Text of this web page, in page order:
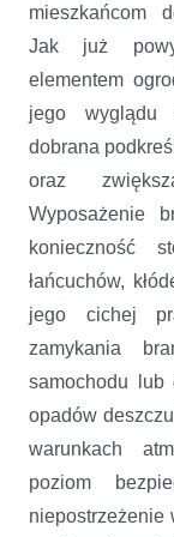
mieszkańcom
Jak już
elementem
jego wyglądu
dobrana
oraz
Wyposażenie
konieczność
łańcuchów,
jego cichej
zamykania
samochodu lub
opadów
warunkach
poziom
niepostrzeżenie